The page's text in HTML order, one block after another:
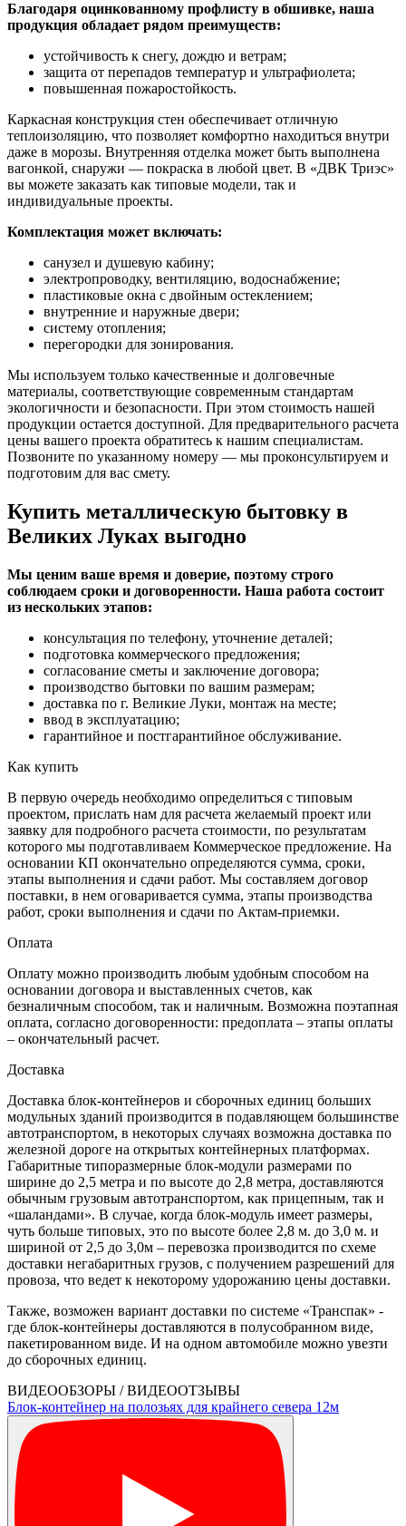
Благодаря оцинкованному профлисту в обшивке, наша
продукция обладает рядом преимуществ:
устойчивость к снегу, дождю и ветрам;
защита от перепадов температур и ультрафиолета;
повышенная пожаростойкость.
Каркасная конструкция стен обеспечивает отличную
теплоизоляцию, что позволяет комфортно находиться внутри
даже в морозы. Внутренняя отделка может быть выполнена
вагонкой, снаружи — покраска в любой цвет. В «ДВК Триэс»
вы можете заказать как типовые модели, так и
индивидуальные проекты.
Комплектация может включать:
санузел и душевую кабину;
электропроводку, вентиляцию, водоснабжение;
пластиковые окна с двойным остеклением;
внутренние и наружные двери;
систему отопления;
перегородки для зонирования.
Мы используем только качественные и долговечные
материалы, соответствующие современным стандартам
экологичности и безопасности. При этом стоимость нашей
продукции остается доступной. Для предварительного расчета
цены вашего проекта обратитесь к нашим специалистам.
Позвоните по указанному номеру — мы проконсультируем и
подготовим для вас смету.
Купить металлическую бытовку в
Великих Луках выгодно
Мы ценим ваше время и доверие, поэтому строго
соблюдаем сроки и договоренности. Наша работа состоит
из нескольких этапов:
консультация по телефону, уточнение деталей;
подготовка коммерческого предложения;
согласование сметы и заключение договора;
производство бытовки по вашим размерам;
доставка по г. Великие Луки, монтаж на месте;
ввод в эксплуатацию;
гарантийное и постгарантийное обслуживание.
Как купить
В первую очередь необходимо определиться с типовым
проектом, прислать нам для расчета желаемый проект или
заявку для подробного расчета стоимости, по результатам
которого мы подготавливаем Коммерческое предложение. На
основании КП окончательно определяются сумма, сроки,
этапы выполнения и сдачи работ. Мы составляем договор
поставки, в нем оговаривается сумма, этапы производства
работ, сроки выполнения и сдачи по Актам-приемки.
Оплата
Оплату можно производить любым удобным способом на
основании договора и выставленных счетов, как
безналичным способом, так и наличным. Возможна поэтапная
оплата, согласно договоренности: предоплата – этапы оплаты
– окончательный расчет.
Доставка
Доставка блок-контейнеров и сборочных единиц больших
модульных зданий производится в подавляющем большинстве
автотранспортом, в некоторых случаях возможна доставка по
железной дороге на открытых контейнерных платформах.
Габаритные типоразмерные блок-модули размерами по
ширине до 2,5 метра и по высоте до 2,8 метра, доставляются
обычным грузовым автотранспортом, как прицепным, так и
«шаландами». В случае, когда блок-модуль имеет размеры,
чуть больше типовых, это по высоте более 2,8 м. до 3,0 м. и
шириной от 2,5 до 3,0м – перевозка производится по схеме
доставки негабаритных грузов, с получением разрешений для
провоза, что ведет к некоторому удорожанию цены доставки.
Также, возможен вариант доставки по системе «Транспак» -
где блок-контейнеры доставляются в полусобранном виде,
пакетированном виде. И на одном автомобиле можно увезти
до сборочных единиц.
ВИДЕООБЗОРЫ / ВИДЕООТЗЫВЫ
Блок-контейнер на полозьях для крайнего севера 12м